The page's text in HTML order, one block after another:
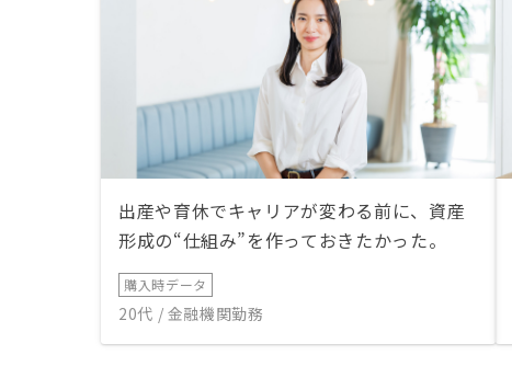
出産や育休でキャリアが変わる前に、資産
形成の“仕組み”を作っておきたかった。
購入時データ
20代 / 金融機関勤務